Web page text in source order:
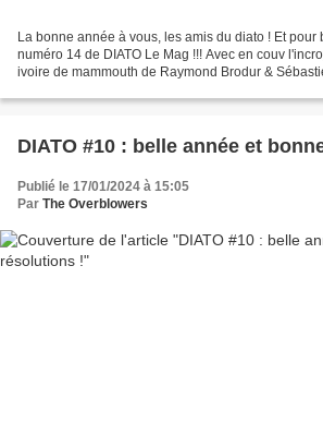
La bonne année à vous, les amis du diato ! Et pour
numéro 14 de DIATO Le Mag !!! Avec en couv
ivoire de mammouth de Raymond Brodur &
DIATO #10 : belle année et
Publié le 17/01/2024 à 15:05
Par The Overblowers